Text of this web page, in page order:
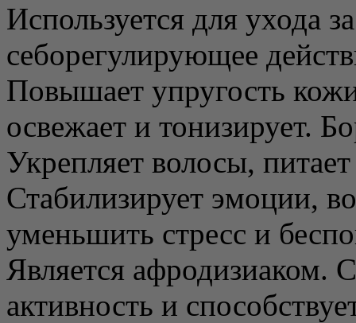
Используется для ухода
себорегулирующее
Повышает упругость
освежает и тонизирует.
Укрепляет волосы,
Стабилизирует эмоции,
уменьшить стресс и
Является афродизиаком.
активность и